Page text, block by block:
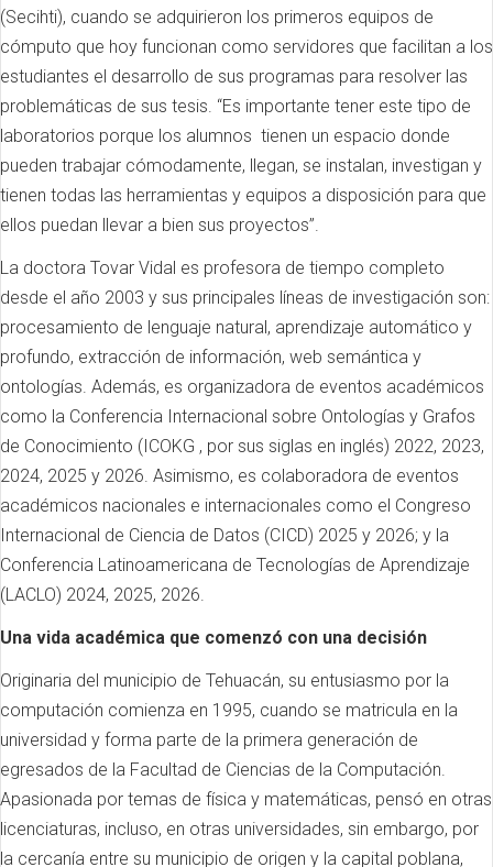
(Secihti), cuando se adquirieron los primeros equipos de
cómputo que hoy funcionan como servidores que facilitan a los
estudiantes el desarrollo de sus programas para resolver las
problemáticas de sus tesis. “Es importante tener este tipo de
laboratorios porque los alumnos tienen un espacio donde
pueden trabajar cómodamente, llegan, se instalan, investigan y
tienen todas las herramientas y equipos a disposición para que
ellos puedan llevar a bien sus proyectos”.
La doctora Tovar Vidal es profesora de tiempo completo
desde el año 2003 y sus principales líneas de investigación son:
procesamiento de lenguaje natural, aprendizaje automático y
profundo, extracción de información, web semántica y
ontologías. Además, es organizadora de eventos académicos
como la Conferencia Internacional sobre Ontologías y Grafos
de Conocimiento (ICOKG , por sus siglas en inglés) 2022, 2023,
2024, 2025 y 2026. Asimismo, es colaboradora de eventos
académicos nacionales e internacionales como el Congreso
Internacional de Ciencia de Datos (CICD) 2025 y 2026; y la
Conferencia Latinoamericana de Tecnologías de Aprendizaje
(LACLO) 2024, 2025, 2026.
Una vida académica que comenzó con una decisión
Originaria del municipio de Tehuacán, su entusiasmo por la
computación comienza en 1995, cuando se matricula en la
universidad y forma parte de la primera generación de
egresados de la Facultad de Ciencias de la Computación.
Apasionada por temas de física y matemáticas, pensó en otras
licenciaturas, incluso, en otras universidades, sin embargo, por
la cercanía entre su municipio de origen y la capital poblana,